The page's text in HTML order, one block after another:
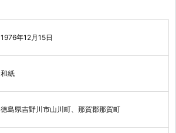
1976年12月15日
和紙
徳島県吉野川市山川町、那賀郡那賀町